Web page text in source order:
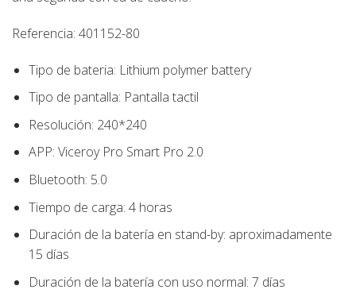
Referencia: 401152-80
Tipo de bateria: Lithium polymer battery
Tipo de pantalla: Pantalla tactil
Resolución: 240*240
APP: Viceroy Pro Smart Pro 2.0
Bluetooth: 5.0
Tiempo de carga: 4 horas
Duración de la batería en stand-by: aproximadamente
15 días
Duración de la batería con uso normal: 7 días